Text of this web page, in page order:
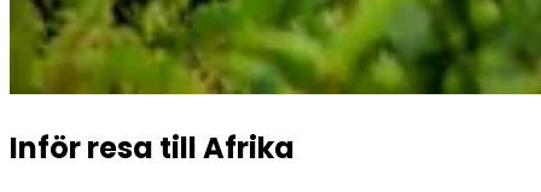
Inför resa till Afrika